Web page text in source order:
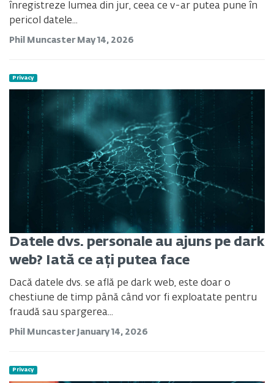
înregistreze lumea din jur, ceea ce v-ar putea pune în
pericol datele...
Phil Muncaster May 14, 2026
Privacy
Datele dvs. personale au ajuns pe dark
web? Iată ce ați putea face
Dacă datele dvs. se află pe dark web, este doar o
chestiune de timp până când vor fi exploatate pentru
fraudă sau spargerea...
Phil MuncasterJanuary 14, 2026
Privacy